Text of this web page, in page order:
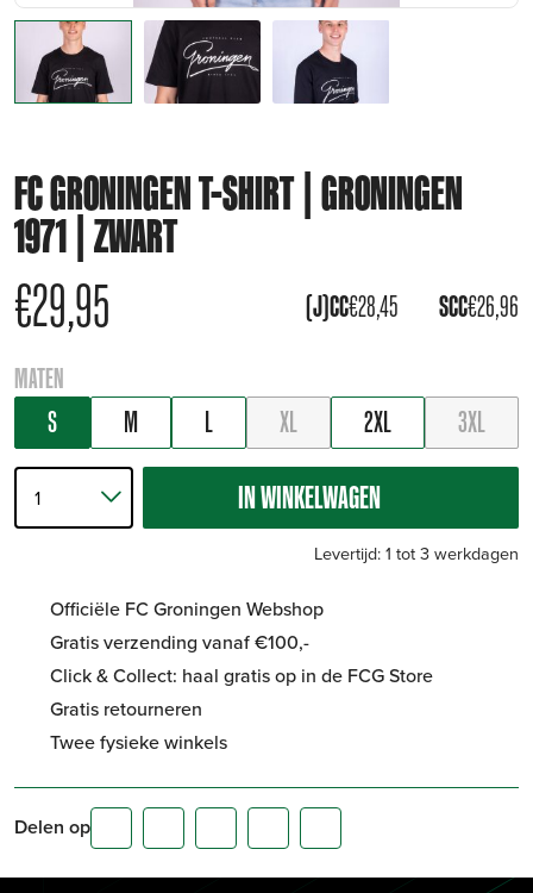
FC GRONINGEN T-SHIRT | GRONINGEN
1971 | ZWART
€29,95 (J)CC€28,45 SCC€26,96
MATEN
S M L XL 2XL 3XL
IN WINKELWAGEN
Levertijd: 1 tot 3 werkdagen
Officiële FC Groningen Webshop
Gratis verzending vanaf €100,-
Click & Collect: haal gratis op in de FCG Store
Gratis retourneren
Twee fysieke winkels
Delen op